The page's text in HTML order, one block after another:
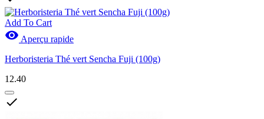
Add To Cart
 Aperçu rapide
Herboristeria Thé vert Sencha Fuji (100g)
12.40
